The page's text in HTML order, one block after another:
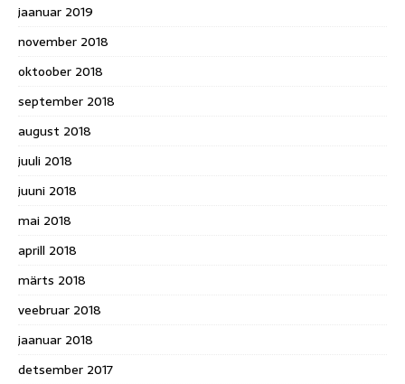
jaanuar 2019
november 2018
oktoober 2018
september 2018
august 2018
juuli 2018
juuni 2018
mai 2018
aprill 2018
märts 2018
veebruar 2018
jaanuar 2018
detsember 2017